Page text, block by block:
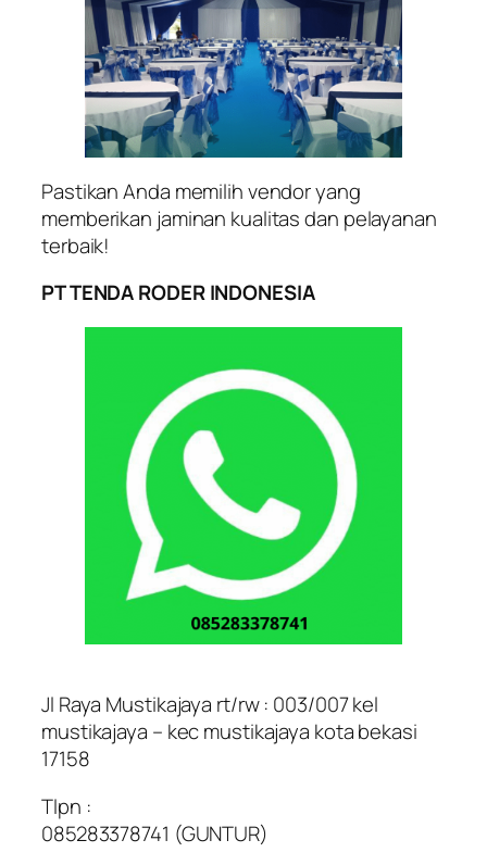
Pastikan Anda memilih vendor yang
memberikan jaminan kualitas dan pelayanan
terbaik!
PT TENDA RODER INDONESIA
Jl Raya Mustikajaya rt/rw : 003/007 kel
mustikajaya – kec mustikajaya kota bekasi
17158
Tlpn :
085283378741 (GUNTUR)